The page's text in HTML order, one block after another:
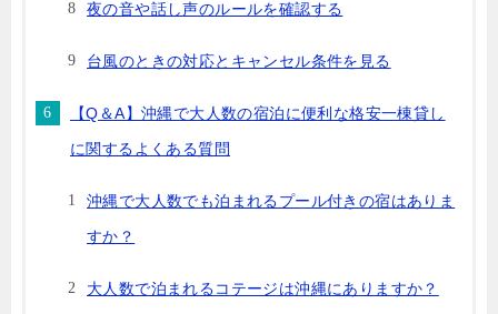
夜の音や話し声のルールを確認する
台風のときの対応とキャンセル条件を見る
【Q＆A】沖縄で大人数の宿泊に便利な格安一棟貸し
に関するよくある質問
沖縄で大人数でも泊まれるプール付きの宿はありま
すか？
大人数で泊まれるコテージは沖縄にありますか？